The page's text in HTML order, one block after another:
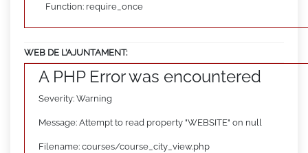
Function: require_once
WEB DE L’AJUNTAMENT:
A PHP Error was encountered
Severity: Warning
Message: Attempt to read property "WEBSITE" on null
Filename: courses/course_city_view.php